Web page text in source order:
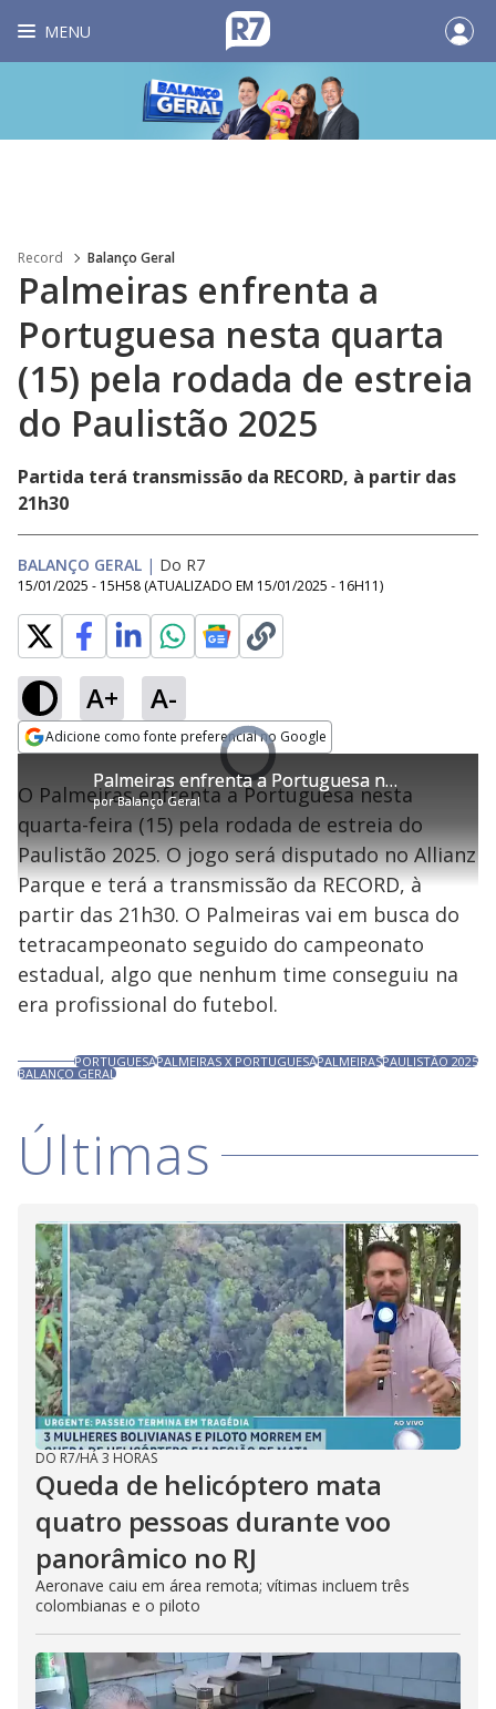
MENU
Record Balanço Geral
Palmeiras enfrenta a
Portuguesa nesta quarta
(15) pela rodada de estreia
do Paulistão 2025
Partida terá transmissão da RECORD, à partir das
21h30
BALANÇO GERAL | Do R7
15/01/2025 - 15H58 (ATUALIZADO EM 15/01/2025 - 16H11)
A+ A-
Adicione como fonte preferencial no Google
Video
Player
is
loading. Palmeiras enfrenta a Portuguesa nesta quarta (15) pela rodada de estreia do Paulistão 2025
porBalanço Geral
Palmeiras enfrenta a Portuguesa nesta quarta (15) pela rodada de estreia do Paulistão 2025
porBalanço Geral
Ativar
Loaded
0%
O Palmeiras enfrenta a Portuguesa nesta
quarta-feira (15) pela rodada de estreia do
Paulistão 2025. O jogo será disputado no Allianz
Parque e terá a transmissão da RECORD, à
partir das 21h30. O Palmeiras vai em busca do
tetracampeonato seguido do campeonato
estadual, algo que nenhum time conseguiu na
era profissional do futebol.
PORTUGUESAPALMEIRAS X PORTUGUESAPALMEIRASPAULISTÃO 2025
BALANÇO GERAL
Últimas
DO R7/HÁ 3 HORAS
Queda de helicóptero mata
quatro pessoas durante voo
panorâmico no RJ
Aeronave caiu em área remota; vítimas incluem três
colombianas e o piloto